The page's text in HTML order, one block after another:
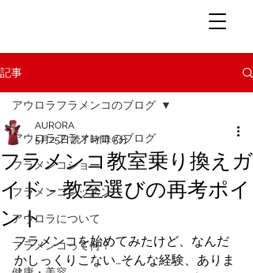
記事
アウロラフラメンコのブログ
フラメンコショー
フラメンコレッスン
アウロラについて
フラメンコって何？
アウロラフラメンコのブログ
フラメンコ教室乗り換えガ
イド - 教室選びの再考ポイ
ント
AURORA
5月25日読了時間: 5分
フラメンコを始めてみたけど、なんだ
かしっくりこない…そんな経験、ありま